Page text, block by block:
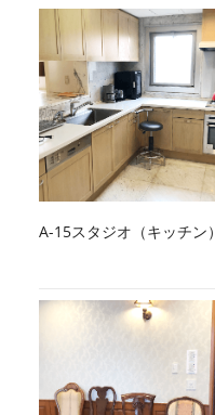
A-15スタジオ（キッチン）